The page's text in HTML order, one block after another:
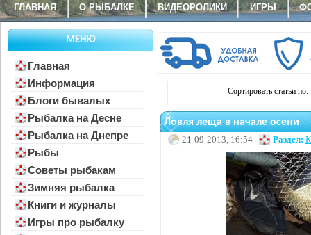
ГЛАВНАЯ О РЫБАЛКЕ ВИДЕОРОЛИКИ ИГРЫ
МЕНЮ
Главная
Информация
Блоги бывалых
Рыбалка на Десне
Рыбалка на Днепре
Рыбы
Советы рыбакам
Зимняя рыбалка
Книги и журналы
Игры про рыбалку
Сортировать статьи по:
Ловля леща в начале осени
21-09-2013, 16:54 Раздел: